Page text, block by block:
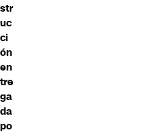
str
uc
ci
ón
en
tre
ga
da
po